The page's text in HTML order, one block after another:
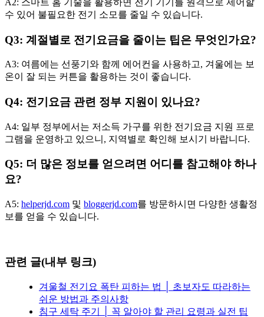
수 있어 불필요한 전기 소모를 줄일 수 있습니다.
Q3: 계절별로 전기요금을 줄이는 팁은 무엇인가요?
A3: 여름에는 선풍기와 함께 에어컨을 사용하고, 겨울에는 보
온이 잘 되는 커튼을 활용하는 것이 좋습니다.
Q4: 전기요금 관련 정부 지원이 있나요?
A4: 일부 정부에서는 저소득 가구를 위한 전기요금 지원 프로
그램을 운영하고 있으니, 지역별로 확인해 보시기 바랍니다.
Q5: 더 많은 정보를 얻으려면 어디를 참고해야 하나
요?
A5: helperjd.com 및 bloggerjd.com를 방문하시면 다양한 생활정
보를 얻을 수 있습니다.
관련 글(내부 링크)
겨울철 전기요 폭탄 피하는 법 │ 초보자도 따라하는
쉬운 방법과 주의사항
침구 세탁 주기 │ 꼭 알아야 할 관리 요령과 실전 팁